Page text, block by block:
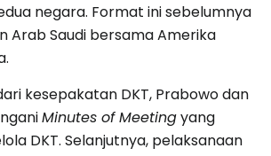
negara. Format ini sebelumnya
Arab Saudi bersama Amerika
kesepakatan DKT, Prabowo dan
Minutes of Meetingyang
DKT. Selanjutnya, pelaksanaan